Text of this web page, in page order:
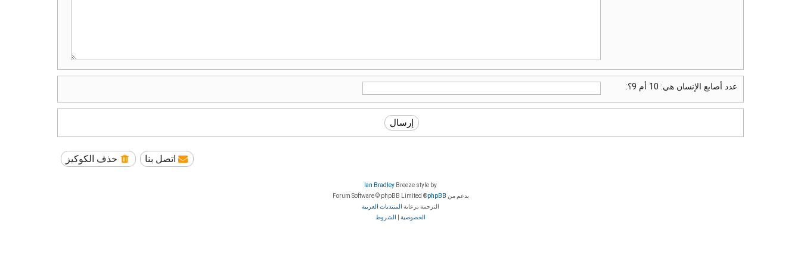
عدد أصابع الإنسان هي: 10 أم 9؟:
حذف الكوكيز اتصل بنا
Breeze style by
Ian Bradley
بدعم من phpBB
® Forum Software © phpBB Limited
الترجمة برعاية المنتديات العربية
الخصوصية
الشروط